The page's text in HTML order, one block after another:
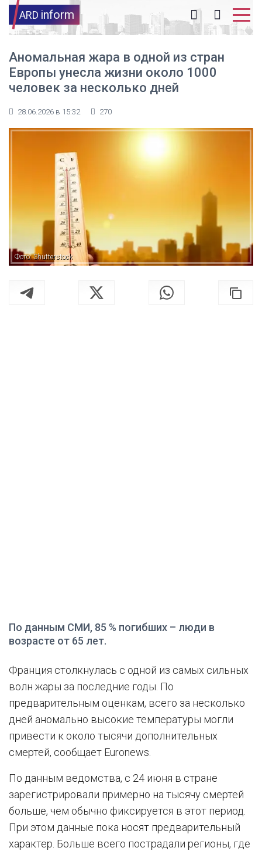
ARD inform
Аномальная жара в одной из стран
Европы унесла жизни около 1000
человек за несколько дней
28.06.2026 в 15:32 270
Фото: Shutterstock
По данным СМИ, 85 % погибших – люди в
возрасте от 65 лет.
Франция столкнулась с одной из самых сильных
волн жары за последние годы. По
предварительным оценкам, всего за несколько
дней аномально высокие температуры могли
привести к около тысячи дополнительных
смертей, сообщает Euronews.
По данным ведомства, с 24 июня в стране
зарегистрировали примерно на тысячу смертей
больше, чем обычно фиксируется в этот период.
При этом данные пока носят предварительный
характер. Больше всего пострадали регионы, где